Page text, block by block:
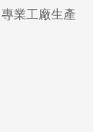
業工廠生產